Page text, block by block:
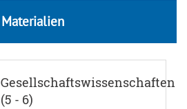
Materialien
Gesellschaftswissenschaften
(5 - 6)